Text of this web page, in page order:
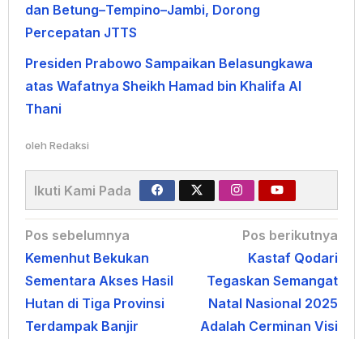
dan Betung–Tempino–Jambi, Dorong
Percepatan JTTS
Presiden Prabowo Sampaikan Belasungkawa
atas Wafatnya Sheikh Hamad bin Khalifa Al
Thani
oleh Redaksi
Ikuti Kami Pada
Navigasi
pos
Pos sebelumnya
Kemenhut Bekukan
Sementara Akses Hasil
Hutan di Tiga Provinsi
Terdampak Banjir
Pos berikutnya
Kastaf Qodari
Tegaskan Semangat
Natal Nasional 2025
Adalah Cerminan Visi